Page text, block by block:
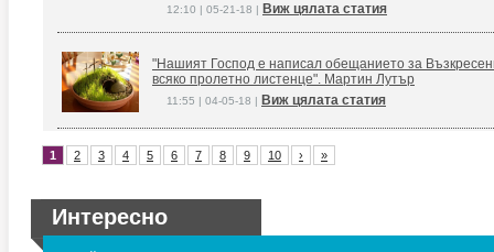
12:10 | 05-21-18 | Виж цялата статия
"Нашият Господ е написал обещанието за
всяко пролетно листенце". Мартин Лутър
11:55 | 04-05-18 | Виж цялата статия
1 2 3 4 5 6 7 8 9 10 › »
Интересно